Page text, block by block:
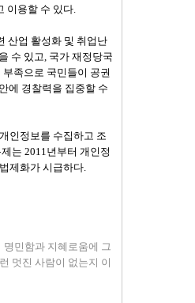
이용할 수 있다.
산업 활성화 및 취업난
수 있고, 국가 재정당국
족으로 국민들이 공권
에 경찰력을 집중할 수
인정보를 수집하고 조
는 2011년부터 개인정
제화가 시급하다.
민함과 지혜로움에 그
멋진 사람이 없는지 이